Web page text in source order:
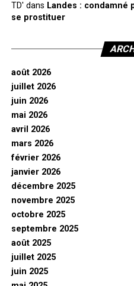
TD' dans Landes : condamné
se prostituer
août 2026
juillet 2026
juin 2026
mai 2026
avril 2026
mars 2026
février 2026
janvier 2026
décembre 2025
novembre 2025
octobre 2025
septembre 2025
août 2025
juillet 2025
juin 2025